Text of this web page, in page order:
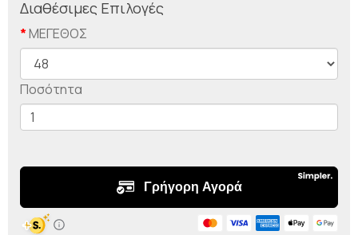
Διαθέσιμες Επιλογές
ΜΕΓΕΘΟΣ
Ποσότητα